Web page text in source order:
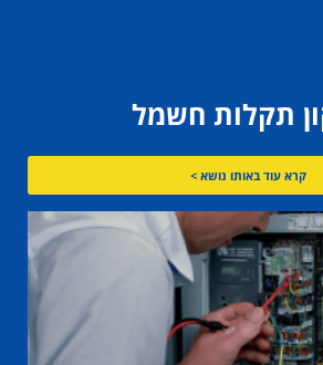
תקלות חשמל
קרא עוד באותו נושא >